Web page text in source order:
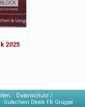
2025
· Datenschutz /
· Gutschein Deals FB Gruppe